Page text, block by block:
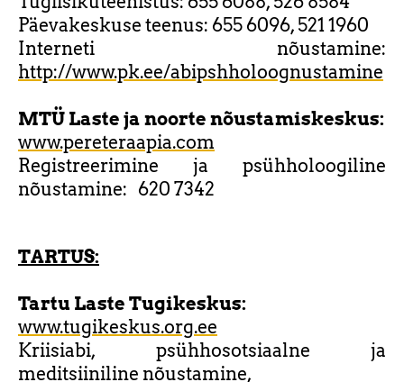
Päevakeskuse teenus: 655 6096, 521 1960
Interneti nõustamine:
http://www.pk.ee/abipshholoognustamine
MTÜ Laste ja noorte nõustamiskeskus:
www.pereteraapia.com
Registreerimine ja psühholoogiline
nõustamine: 620 7342
TARTUS:
Tartu Laste Tugikeskus:
www.tugikeskus.org.ee
Kriisiabi, psühhosotsiaalne ja
meditsiiniline nõustamine,